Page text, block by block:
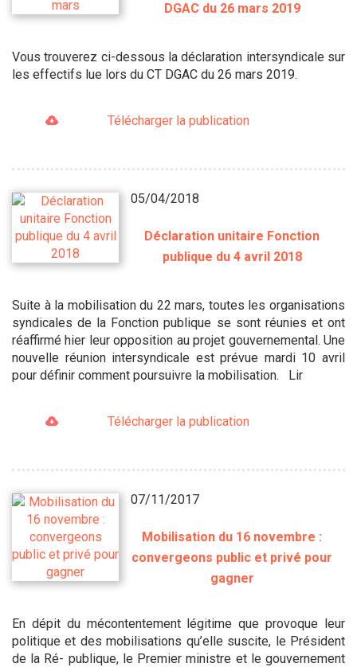
DGAC du 26 mars 2019
Vous trouverez ci-dessous la déclaration intersyndicale sur
les effectifs lue lors du CT DGAC du 26 mars 2019.
Télécharger la publication
05/04/2018
Déclaration unitaire Fonction
publique du 4 avril 2018
Suite à la mobilisation du 22 mars, toutes les organisations
syndicales de la Fonction publique se sont réunies et ont
réaffirmé hier leur opposition au projet gouvernemental. Une
nouvelle réunion intersyndicale est prévue mardi 10 avril
pour définir comment poursuivre la mobilisation. Lir
Télécharger la publication
07/11/2017
Mobilisation du 16 novembre :
convergeons public et privé pour
gagner
En dépit du mécontentement légitime que provoque leur
politique et des mobilisations qu’elle suscite, le Président
de la Ré- publique, le Premier ministre et le gouvernement